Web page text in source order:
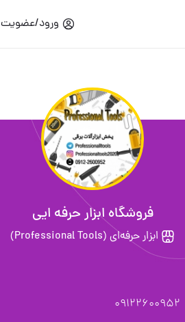
ورود/عضویت
فروشگاه ابزار حرفه ایی
ابزار حرفه‌ای (Professional Tools)
09122600952